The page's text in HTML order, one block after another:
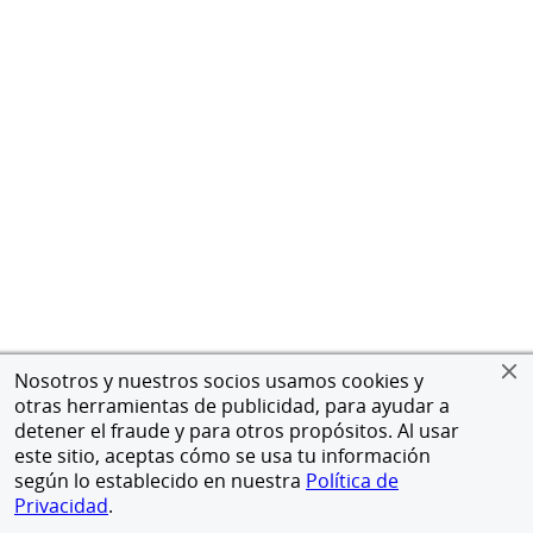
Nosotros y nuestros socios usamos cookies y
otras herramientas de publicidad, para ayudar a
detener el fraude y para otros propósitos. Al usar
este sitio, aceptas cómo se usa tu información
según lo establecido en nuestra Política de
Privacidad.